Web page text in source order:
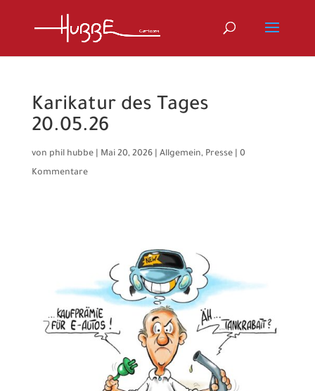
Karikatur des Tages
20.05.26
von phil hubbe| Mai 20, 2026| Allgemein, Presse| 0
Kommentare